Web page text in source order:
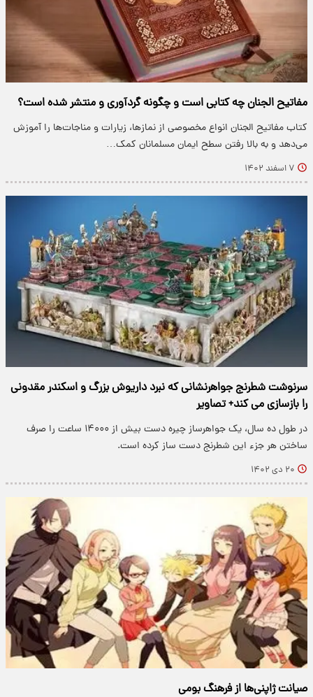
مفاتیح الجنان چه کتابی است و چگونه گردآوری و منتشر شده است؟
کتاب مفاتیح الجنان انواع مخصوصی از نمازها، زیارات و مناجات‌ها را آموزش
می‌دهد و به بالا رفتن سطح ایمان مسلمانان کمک…
۷ اسفند ۱۴۰۲
سرنوشت شطرنج جواهرنشانی که نبرد داریوش بزرگ و اسکندر مقدونی
را بازسازی می کند+ تصاویر
در طول ده سال، یک جواهرساز چیره دست بیش از ۱۴۰۰۰ ساعت را صرف
ساختن هر جزء این شطرنج دست ساز کرده است.
۲۰ دی ۱۴۰۲
صیانت ژاپنی‌ها از فرهنگ بومی